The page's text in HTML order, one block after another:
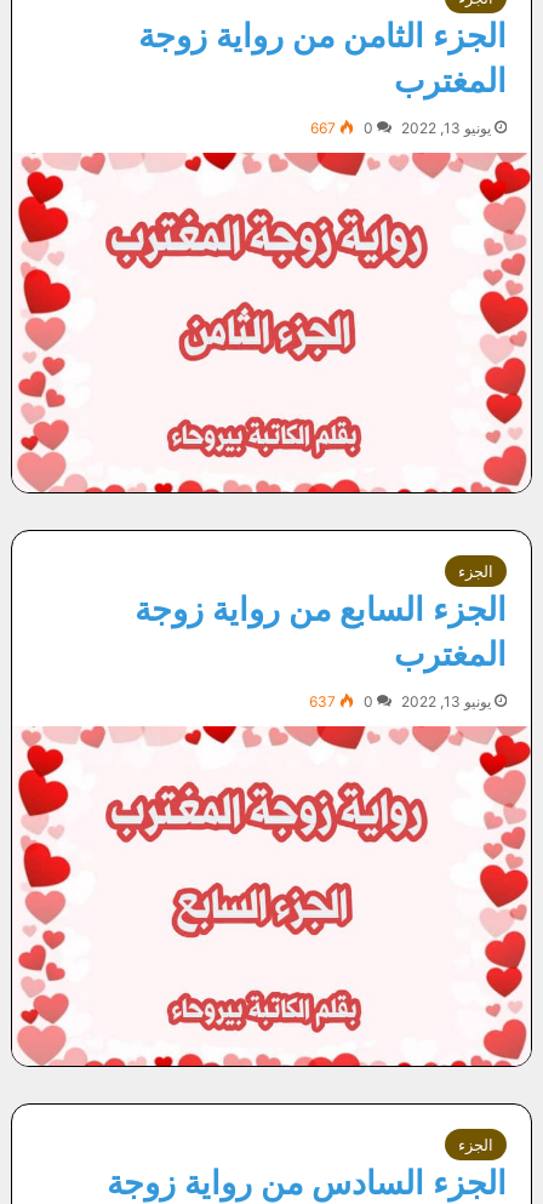
الجزء الثامن من رواية زوجة
المغترب
يونيو 13, 2022 0
667
الجزء
الجزء السابع من رواية زوجة
المغترب
يونيو 13, 2022 0
637
الجزء
الجزء السادس من رواية زوجة